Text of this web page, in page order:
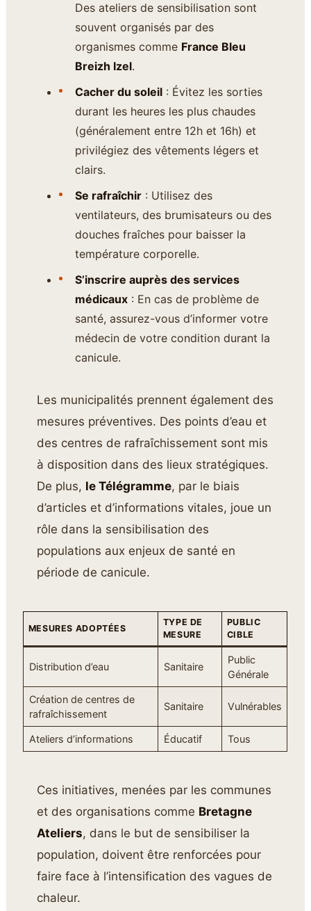
Des ateliers de sensibilisation sont
souvent organisés par des
organismes comme France Bleu
Breizh Izel.
Cacher du soleil: Évitez les sorties
durant les heures les plus chaudes
(généralement entre 12h et 16h) et
privilégiez des vêtements légers et
clairs.
Se rafraîchir: Utilisez des
ventilateurs, des brumisateurs ou des
douches fraîches pour baisser la
température corporelle.
S’inscrire auprès des services
médicaux: En cas de problème de
santé, assurez-vous d’informer votre
médecin de votre condition durant la
canicule.
Les municipalités prennent également des
mesures préventives. Des points d’eau et
des centres de rafraîchissement sont mis
à disposition dans des lieux stratégiques.
De plus, le Télégramme, par le biais
d’articles et d’informations vitales, joue un
rôle dans la sensibilisation des
populations aux enjeux de santé en
période de canicule.
MESURES ADOPTÉES
TYPE DE
MESURE
PUBLIC
CIBLE
Distribution d’eau Sanitaire
Public
Générale
Création de centres de
rafraîchissement
Sanitaire Vulnérables
Ateliers d’informations Éducatif Tous
Ces initiatives, menées par les communes
et des organisations comme Bretagne
Ateliers, dans le but de sensibiliser la
population, doivent être renforcées pour
faire face à l’intensification des vagues de
chaleur.